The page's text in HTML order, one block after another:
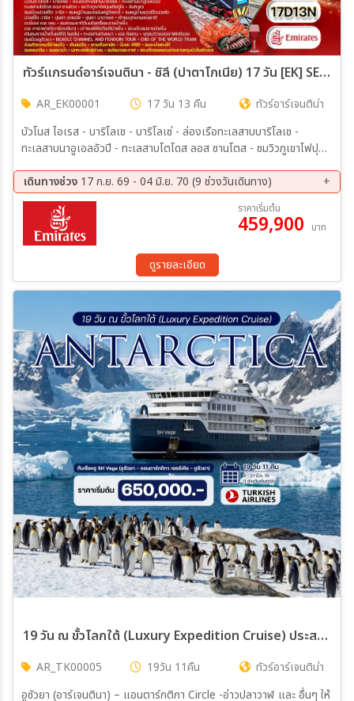
ทัวร์แกรนด์อาร์เจนตินา - ชิลี (ปาตาโกเนีย) 17 วัน [EK] SEP 26 - MAY 27
AR_EK00001 17 วัน 13 คืน
ทัวร์อาร์เจนติน่า
บัวโนส ไอเรส - บาริโลเช - บาริโลเช่ - ล่องเรือทะเลสาบบาริโลเช -
ทะเลสาบนาอูเอลอัวปี - ทะเลสาบโตโดส ลอส ซานโตส - ชมวิวภูเขาไฟปุน
ลาร์ - ชมหมู่บ้านเปอร์โตออคไต - ปวยร์โต วารัส - ปุนตา อาเรนัส - ชม
เมือง
เดินทางช่วง 17 ก.ย. 69 - 04 มิ.ย. 70 (9 ช่วงวันเดินทาง)
17 ก.ย. 69 - 03 ต.ค. 69
16 ต.ค. 69 - 01 พ.ย. 69
20 พ.ย. 69 - 06 ธ.ค. 69
24 ธ.ค. 69 - 09 ม.ค. 70
10 ก.พ. 70 - 26 ก.พ. 70
11 มี.ค 70 - 27 มี.ค 70
30 เม.ย 70 - 16 พ.ค. 70
ราคาเริ่มต้น
459,900 บาท
ดูรายละเอียด
19 วัน ณ ขั้วโลกใต้ (Luxury Expedition Cruise) ประสบการณ์ร่วมเดิมทางครั้งหนึ่งสู่ขั้วโลกใต้กับเรือหรู SH Vega
AR_TK00005 19วัน 11คืน
ทัวร์อาร์เจนติน่า
อูซัวยา (อาร์เจนตินา) – แอนตาร์กติกา Circle -อ่าวปลาวาฬ และ อื่นๆ ให้